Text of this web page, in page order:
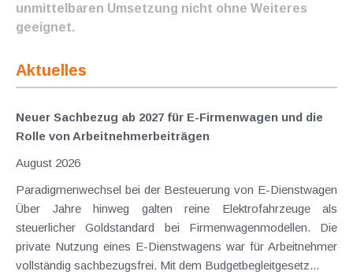
unmittelbaren Umsetzung nicht ohne Weiteres
geeignet.
Aktuelles
Neuer Sachbezug ab 2027 für E-Firmenwagen und die
Rolle von Arbeitnehmer​­beiträgen
August 2026
Paradigmenwechsel bei der Besteuerung von E-Dienstwagen
Über Jahre hinweg galten reine Elektrofahrzeuge als
steuerlicher Goldstandard bei Firmenwagenmodellen. Die
private Nutzung eines E-Dienstwagens war für Arbeitnehmer
vollständig sachbezugsfrei. Mit dem Budgetbegleitgesetz...